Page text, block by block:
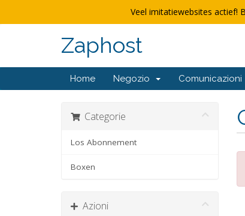
Veel imitatiewebsites actief!
Zaphost
Home Negozio Comunicazioni
Categorie
Los Abonnement
Boxen
Azioni